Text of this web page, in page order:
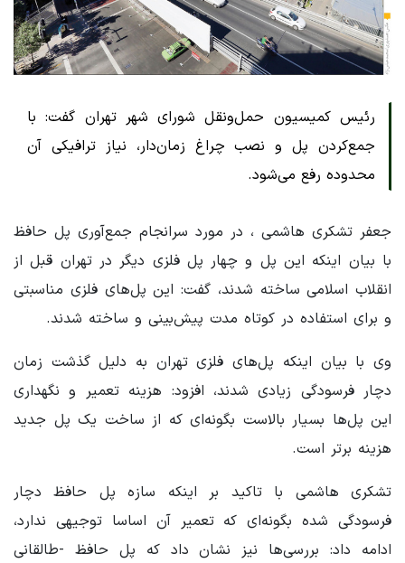
رئیس کمیسیون حمل‌ونقل شورای شهر تهران گفت: با
جمع‌کردن پل و نصب چراغ زمان‌دار، نیاز ترافیکی آن
محدوده رفع می‌شود.
جعفر تشکری هاشمی ، در مورد سرانجام جمع‌آوری پل حافظ
با بیان اینکه این پل و چهار پل فلزی دیگر در تهران قبل از
انقلاب اسلامی ساخته شدند، گفت: این پل‌های فلزی مناسبتی
و برای استفاده در کوتاه مدت پیش‌بینی و ساخته شدند.
وی با بیان اینکه پل‌های فلزی تهران به دلیل گذشت زمان
دچار فرسودگی زیادی شدند، افزود: هزینه تعمیر و نگهداری
این پل‌ها بسیار بالاست بگونه‌ای که از ساخت یک پل جدید
هزینه برتر است.
تشکری هاشمی با تاکید بر اینکه سازه پل حافظ دچار
فرسودگی شده بگونه‌ای که تعمیر آن اساسا توجیهی ندارد،
ادامه داد: بررسی‌ها نیز نشان داد که پل حافظ -طالقانی